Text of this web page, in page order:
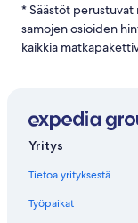
* Säästöt
samojen osioiden
kaikkia
Yritys
Tietoa yrityksestä
Työpaikat